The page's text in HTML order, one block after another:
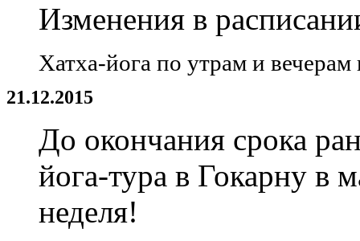
Изменения в
Хатха-йога по утрам и
21.12.2015
До окончания срока
йога-тура в Гокарну в
неделя!